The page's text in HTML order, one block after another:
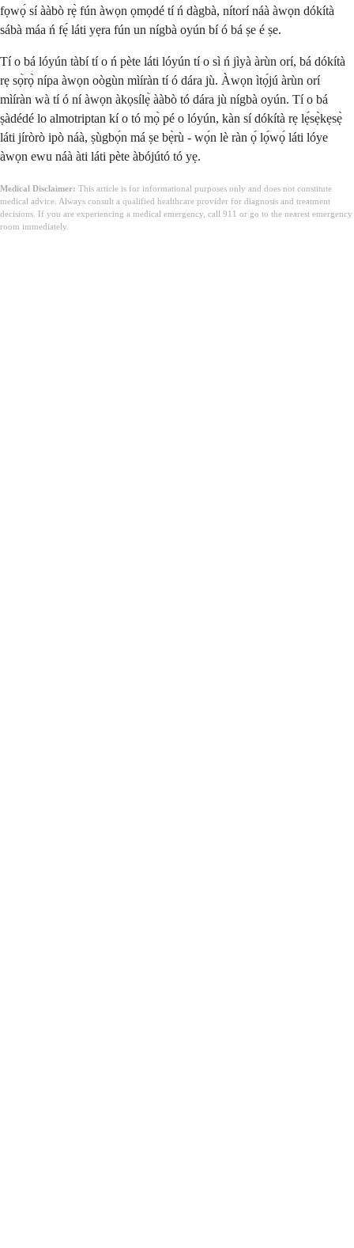
fọwọ́ sí ààbò rẹ̀ fún àwọn ọmọdé tí ń dàgbà, nítorí náà àwọn dókítà
sábà máa ń fẹ́ láti yẹra fún un nígbà oyún bí ó bá ṣe é ṣe.
Tí o bá lóyún tàbí tí o ń pète láti lóyún tí o sì ń jìyà àrùn orí, bá dókítà
rẹ sọ̀rọ̀ nípa àwọn oògùn mìíràn tí ó dára jù. Àwọn ìtọ́jú àrùn orí
mìíràn wà tí ó ní àwọn àkọsílẹ̀ ààbò tó dára jù nígbà oyún. Tí o bá
ṣàdédé lo almotriptan kí o tó mọ̀ pé o lóyún, kàn sí dókítà rẹ lẹ́sẹ̀kẹsẹ̀
láti jíròrò ipò náà, ṣùgbọ́n má ṣe bẹ̀rù - wọ́n lè ràn ọ́ lọ́wọ́ láti lóye
àwọn ewu náà àti láti pète àbójútó tó yẹ.
Medical Disclaimer: This article is for informational purposes only and does not constitute
medical advice. Always consult a qualified healthcare provider for diagnosis and treatment
decisions. If you are experiencing a medical emergency, call 911 or go to the nearest emergency
room immediately.